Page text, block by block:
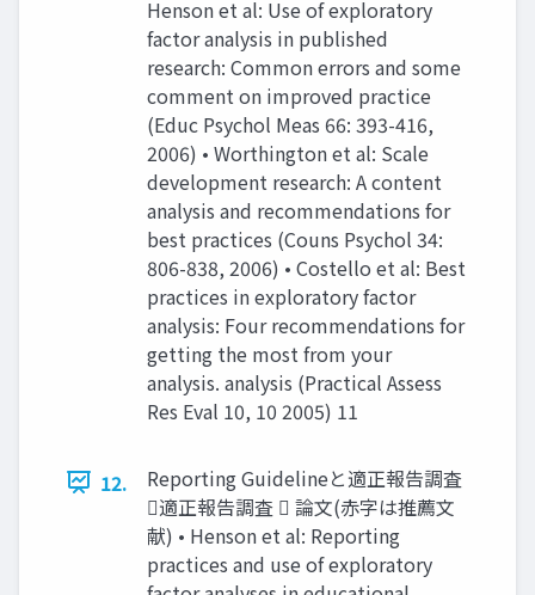
Henson et al: Use of exploratory
factor analysis in published
research: Common errors and some
comment on improved practice
(Educ Psychol Meas 66: 393-416,
2006) • Worthington et al: Scale
development research: A content
analysis and recommendations for
best practices (Couns Psychol 34:
806-838, 2006) • Costello et al: Best
practices in exploratory factor
analysis: Four recommendations for
getting the most from your
analysis. analysis (Practical Assess
Res Eval 10, 10 2005) 11
12.
Reporting Guidelineと適正報告調査
適正報告調査  論文(赤字は推薦文
献) • Henson et al: Reporting
practices and use of exploratory